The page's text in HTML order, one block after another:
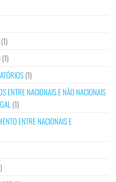
(1)
(1)
(1)
ENTRE NACIONAIS E NÃO NACIONAIS
(1)
ENTRE NACIONAIS E